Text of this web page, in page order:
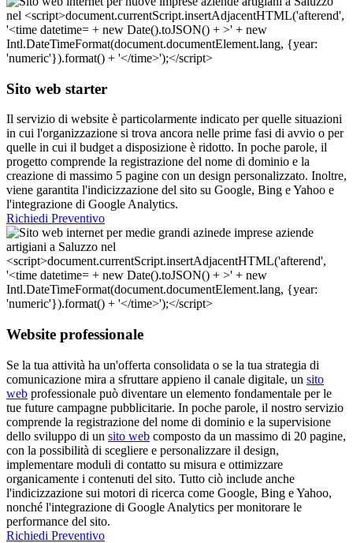
Sito web starter
Il servizio di website è particolarmente indicato per quelle situazioni
in cui l'organizzazione si trova ancora nelle prime fasi di avvio o per
quelle in cui il budget a disposizione è ridotto. In poche parole, il
progetto comprende la registrazione del nome di dominio e la
creazione di massimo 5 pagine con un design personalizzato. Inoltre,
viene garantita l'indicizzazione del sito su Google, Bing e Yahoo e
l'integrazione di Google Analytics.
Richiedi Preventivo
Website professionale
Se la tua attività ha un'offerta consolidata o se la tua strategia di
comunicazione mira a sfruttare appieno il canale digitale, un sito
web professionale può diventare un elemento fondamentale per le
tue future campagne pubblicitarie. In poche parole, il nostro servizio
comprende la registrazione del nome di dominio e la supervisione
dello sviluppo di un sito web composto da un massimo di 20 pagine,
con la possibilità di scegliere e personalizzare il design,
implementare moduli di contatto su misura e ottimizzare
organicamente i contenuti del sito. Tutto ciò include anche
l'indicizzazione sui motori di ricerca come Google, Bing e Yahoo,
nonché l'integrazione di Google Analytics per monitorare le
performance del sito.
Richiedi Preventivo